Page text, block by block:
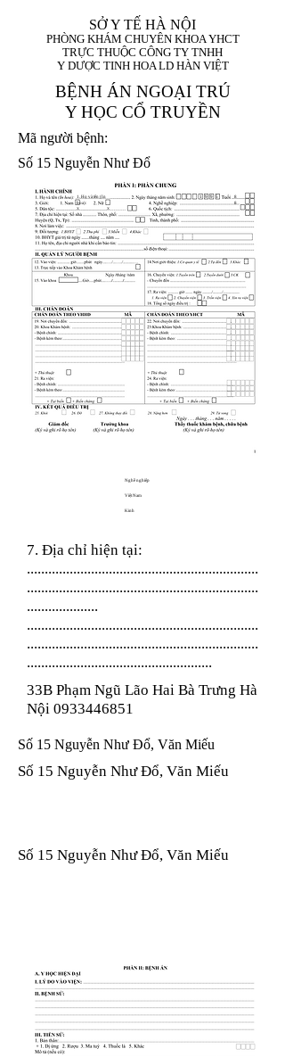
SỞ Y TẾ HÀ NỘI
PHÒNG KHÁM CHUYÊN KHOA YHCT
TRỰC THUỘC CÔNG TY TNHH
Y DƯỢC TINH HOA LD HÀN VIỆT
BỆNH ÁN NGOẠI TRÚ
Y HỌC CỔ TRUYỀN
Mã người bệnh:
Số 15 Nguyễn Như Đổ
1. Họ và tên (In
hoa):
1 9 9 5
8
8
X
X
Nghề nghiệp
Việt Nam
Kinh
7. Địa chỉ hiện tại:
.................................................................
.................................................................
....................
.................................................................
.................................................................
....................................................
33B Phạm Ngũ Lão Hai Bà Trưng Hà
Nội 0933446851
Số 15 Nguyễn Như Đổ, Văn Miếu
Số 15 Nguyễn Như Đổ, Văn Miếu
Số 15 Nguyễn Như Đổ, Văn Miếu